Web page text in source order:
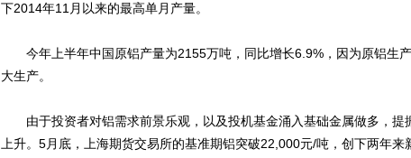
下2014年11月以来的最高单月产量。
今年上半年中国原铝产量为2155万吨，同比增长6.9%，因为原铝生
大生产。
由于投资者对铝需求前景乐观，以及投机基金涌入基础金属做多，提
上升。5月底，上海期货交易所的基准期铝突破22,000元/吨，创下两年来